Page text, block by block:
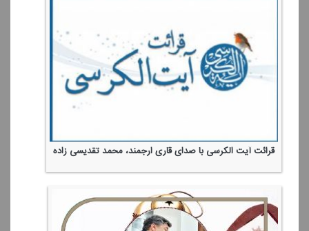
قرائت آیت الكرسی با صدای قاری ارجمند، محمد تقدیسی زاده